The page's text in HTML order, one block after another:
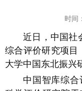
时间
近日，中国社
综合评价研究项目
大学中国东北振兴
中国智库综